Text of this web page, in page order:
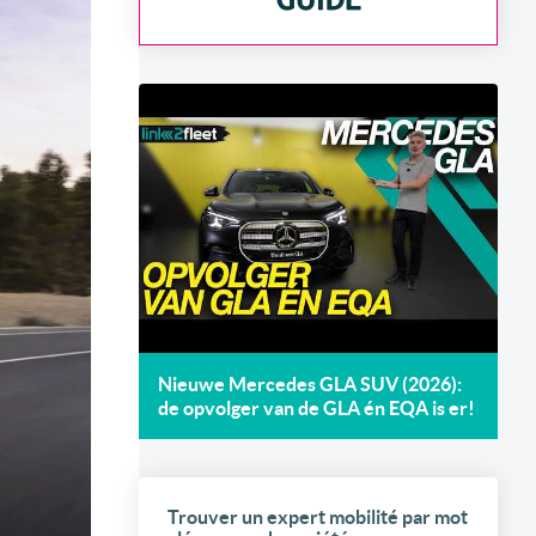
Nieuwe Mercedes GLA SUV (2026):
de opvolger van de GLA én EQA is er!
Trouver un expert mobilité par mot